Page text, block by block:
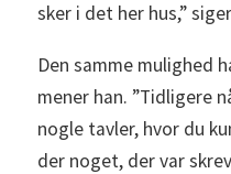
sker i det her hus,”
Den samme mulighed
mener han. ”Tidligere
nogle tavler, hvor du
der noget, der var